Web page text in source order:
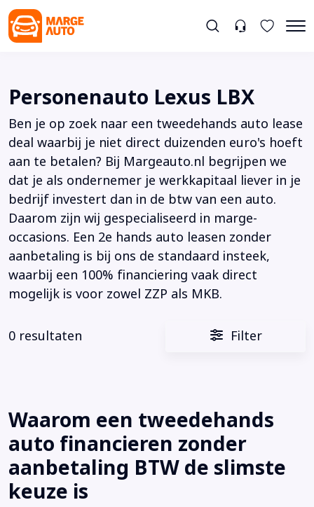
Personenauto Lexus LBX
Ben je op zoek naar een tweedehands auto lease
deal waarbij je niet direct duizenden euro's hoeft
aan te betalen? Bij Margeauto.nl begrijpen we
dat je als ondernemer je werkkapitaal liever in je
bedrijf investert dan in de btw van een auto.
Daarom zijn wij gespecialiseerd in marge-
occasions. Een 2e hands auto leasen zonder
aanbetaling is bij ons de standaard insteek,
waarbij een 100% financiering vaak direct
mogelijk is voor zowel ZZP als MKB.
0 resultaten Filter
Waarom een tweedehands
auto financieren zonder
aanbetaling BTW de slimste
keuze is